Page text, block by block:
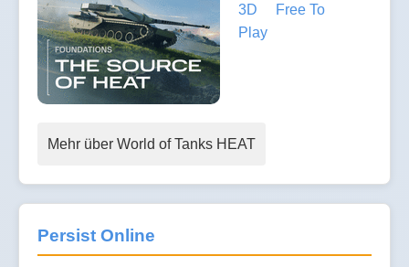
3D
Free To
Play
Mehr über World of Tanks HEAT
Persist Online